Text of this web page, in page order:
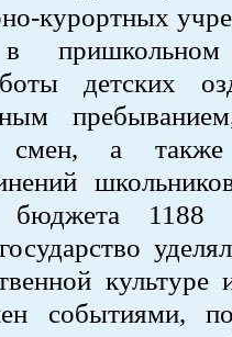
курортных
детских
смен, а также
бюджета
событиями,